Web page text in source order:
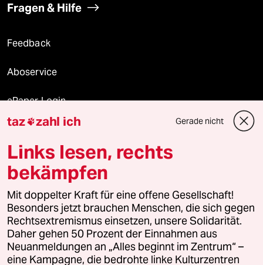
Fragen & Hilfe
Feedback
Aboservice
ePaper Login
Downloads für Abonnierende
© 2026 taz Verlags und Vertriebs GmbH
Alle Rechte vorbehalten. Bei rechtlichen Fragen oder für Genehmigungen
wenden Sie sich bitte an lizenzen@taz.de
Feedback Redaktionsstatut Kommune-Richtlinien
taz zahl ich Gerade nicht
Links lesen, rechts
bekämpfen
Mit doppelter Kraft für eine offene Gesellschaft!
Besonders jetzt brauchen Menschen, die sich gegen
Rechtsextremismus einsetzen, unsere Solidarität.
Daher gehen 50 Prozent der Einnahmen aus
Neuanmeldungen an „Alles beginnt im Zentrum“ –
eine Kampagne, die bedrohte linke Kulturzentren